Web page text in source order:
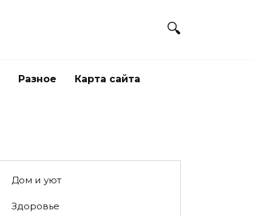
Разное Карта сайта
Дом и уют
Здоровье